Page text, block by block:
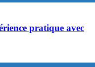
pratique avec